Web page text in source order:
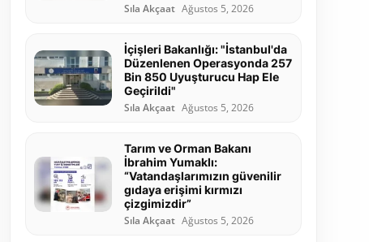
Sıla Akçaat Ağustos 5, 2026
İçişleri Bakanlığı: "İstanbul'da
Düzenlenen Operasyonda 257
Bin 850 Uyuşturucu Hap Ele
Geçirildi"
Sıla Akçaat Ağustos 5, 2026
Tarım ve Orman Bakanı
İbrahim Yumaklı:
“Vatandaşlarımızın güvenilir
gıdaya erişimi kırmızı
çizgimizdir”
Sıla Akçaat Ağustos 5, 2026